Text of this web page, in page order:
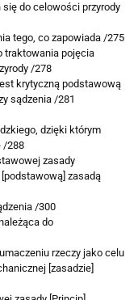
do celowości przyrody
tego, co zapowiada /275
traktowania pojęcia
/278
krytyczną podstawową
sądzenia /281
dzięki którym
/288
zasady
zasadą
/300
do
rzeczy jako celu
[zasadzie]